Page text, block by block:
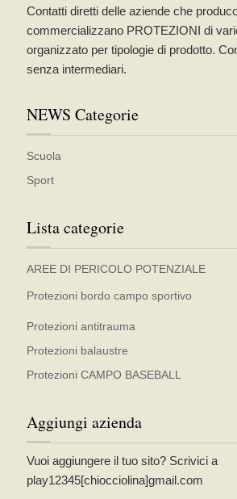
Contatti diretti delle aziende che
commercializzano PROTEZIONI di
organizzato per tipologie di prodotto.
senza intermediari.
NEWS Categorie
Scuola
Sport
Lista categorie
AREE DI PERICOLO POTENZIALE
Protezioni bordo campo sportivo
Protezioni antitrauma
Protezioni balaustre
Protezioni CAMPO BASEBALL
Aggiungi azienda
Vuoi aggiungere il tuo sito? Scrivici a
play12345[chiocciolina]gmail.com